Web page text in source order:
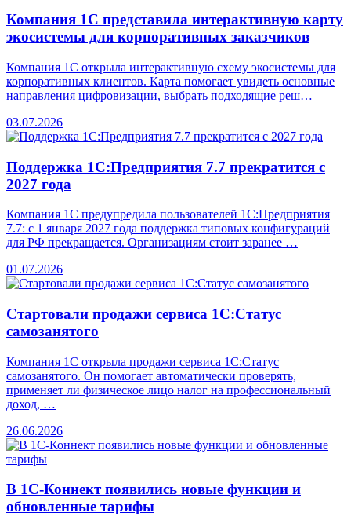
Компания 1С представила интерактивную карту
экосистемы для корпоративных заказчиков
Компания 1С открыла интерактивную схему экосистемы для
корпоративных клиентов. Карта помогает увидеть основные
направления цифровизации, выбрать подходящие реш…
03.07.2026
Поддержка 1С:Предприятия 7.7 прекратится с
2027 года
Компания 1С предупредила пользователей 1С:Предприятия
7.7: с 1 января 2027 года поддержка типовых конфигураций
для РФ прекращается. Организациям стоит заранее …
01.07.2026
Стартовали продажи сервиса 1С:Статус
самозанятого
Компания 1С открыла продажи сервиса 1С:Статус
самозанятого. Он помогает автоматически проверять,
применяет ли физическое лицо налог на профессиональный
доход, …
26.06.2026
В 1С-Коннект появились новые функции и
обновленные тарифы